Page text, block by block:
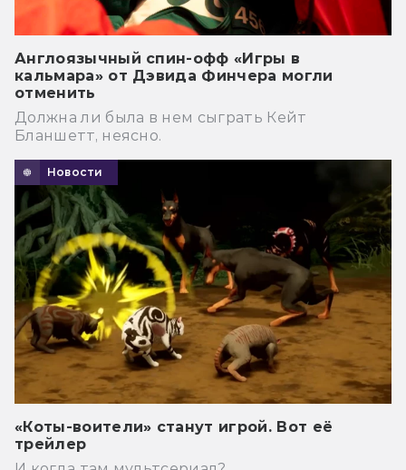
Англоязычный спин-офф «Игры в
кальмара» от Дэвида Финчера могли
отменить
Должна ли была в нем сыграть Кейт
Бланшетт, неясно.
Новости
«Коты-воители» станут игрой. Вот её
трейлер